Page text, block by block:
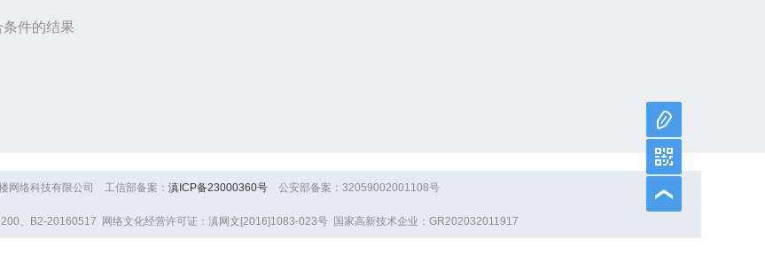
件的结果
网络科技有限公司 工信部备案： 滇ICP备23000360号公安部备案：32059002001108号
、B2-20160517 网络文化经营许可证：滇网文[2016]1083-023号 国家高新技术企业：GR202032011917